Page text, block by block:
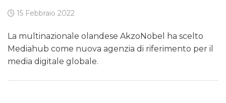
15 Febbraio 2022
La multinazionale olandese AkzoNobel ha scelto
Mediahub come nuova agenzia di riferimento per il
media digitale globale.